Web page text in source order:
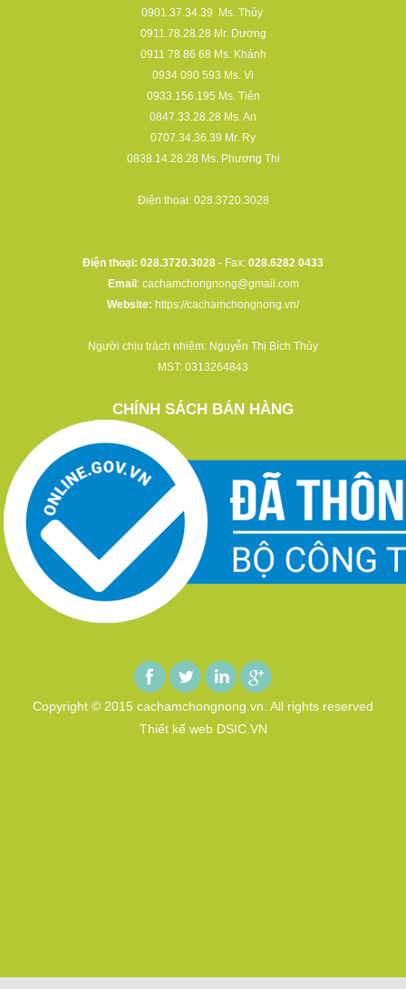
0901.37.34.39
Ms. Thủy
0911.78.28.28 Mr. Dương
0911 78 86 68 Ms. Khánh
0934 090 593 Ms. Vi
0933.156.195 Ms. Tiên
0847.33.28.28 Ms. An
0707.34.36.39 Mr. Ry
0838.14.28.28 Ms. Phương Thi
Điện thoại: 028.3720.3028
Điện thoại: 028.3720.3028 - Fax: 028.6282 0433
Email : cachamchongnong@gmail.com
Website: https://cachamchongnong.vn/
Người chịu trách nhiệm: Nguyễn Thị Bích Thủy
MST: 0313264843
CHÍNH SÁCH BÁN HÀNG
Copyright © 2015 cachamchongnong.vn. All rights reserved
Thiết kế web DSIC.VN